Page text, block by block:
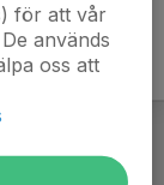
för att vår
används
oss att